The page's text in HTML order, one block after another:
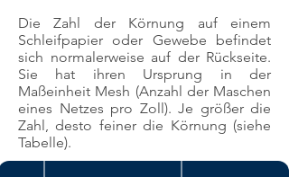
Die Zahl der Körnung auf einem
Schleifpapier oder Gewebe befindet
sich normalerweise auf der Rückseite.
Sie hat ihren Ursprung in der
Maßeinheit Mesh (Anzahl der Maschen
eines Netzes pro Zoll). Je größer die
Zahl, desto feiner die Körnung (siehe
Tabelle).